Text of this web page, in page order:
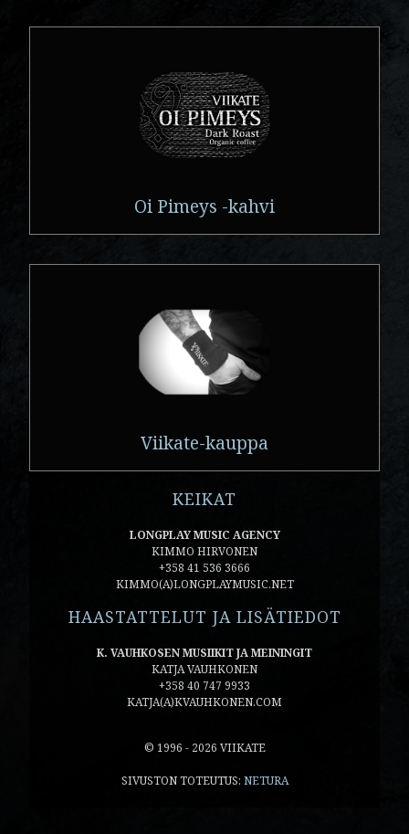
Oi Pimeys -kahvi
Viikate-kauppa
KEIKAT
LONGPLAY MUSIC AGENCY
KIMMO HIRVONEN
+358 41 536 3666
KIMMO(A)LONGPLAYMUSIC.NET
HAASTATTELUT JA LISÄTIEDOT
K. VAUHKOSEN MUSIIKIT JA MEININGIT
KATJA VAUHKONEN
+358 40 747 9933
KATJA(A)KVAUHKONEN.COM
© 1996 - 2026 VIIKATE
SIVUSTON TOTEUTUS: NETURA